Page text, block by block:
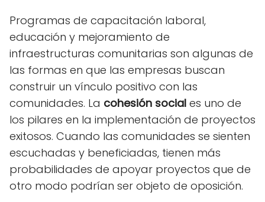
Programas de capacitación laboral,
educación y mejoramiento de
infraestructuras comunitarias son algunas de
las formas en que las empresas buscan
construir un vínculo positivo con las
comunidades. La cohesión social es uno de
los pilares en la implementación de proyectos
exitosos. Cuando las comunidades se sienten
escuchadas y beneficiadas, tienen más
probabilidades de apoyar proyectos que de
otro modo podrían ser objeto de oposición.